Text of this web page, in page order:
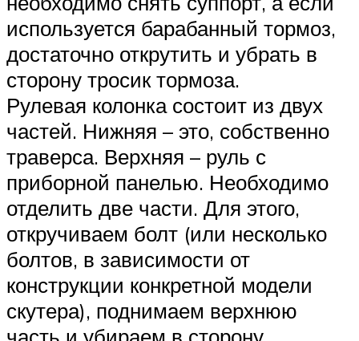
используется барабанный тормоз,
достаточно открутить и убрать в
сторону тросик тормоза.
Рулевая колонка состоит из двух
частей. Нижняя – это, собственно
траверса. Верхняя – руль с
приборной панелью. Необходимо
отделить две части. Для этого,
откручиваем болт (или несколько
болтов, в зависимости от
конструкции конкретной модели
скутера), поднимаем верхнюю